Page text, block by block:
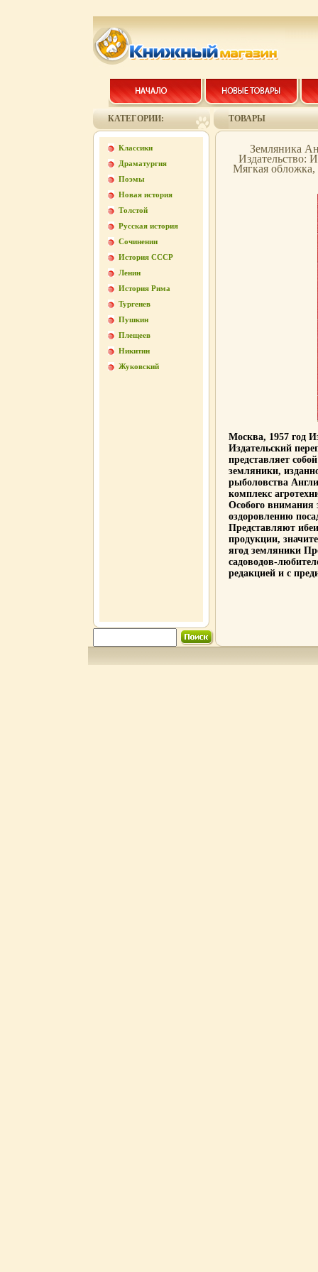
КАТЕГОРИИ:
Классики
Драматургия
Поэмы
Новая история
Толстой
Русская история
Сочинении
История СССР
Ленин
История Рима
Тургенев
Пушкин
Плещеев
Никитин
Жуковский
ТОВАРЫ
Земляника
Издательство:
Мягкая
Москва, 1957 год
Издательский
представляет
земляники,
рыболовства
комплекс
Особого внимания
оздоровлению
Представляют
продукции,
ягод земляники
садоводов-
редакцией и с